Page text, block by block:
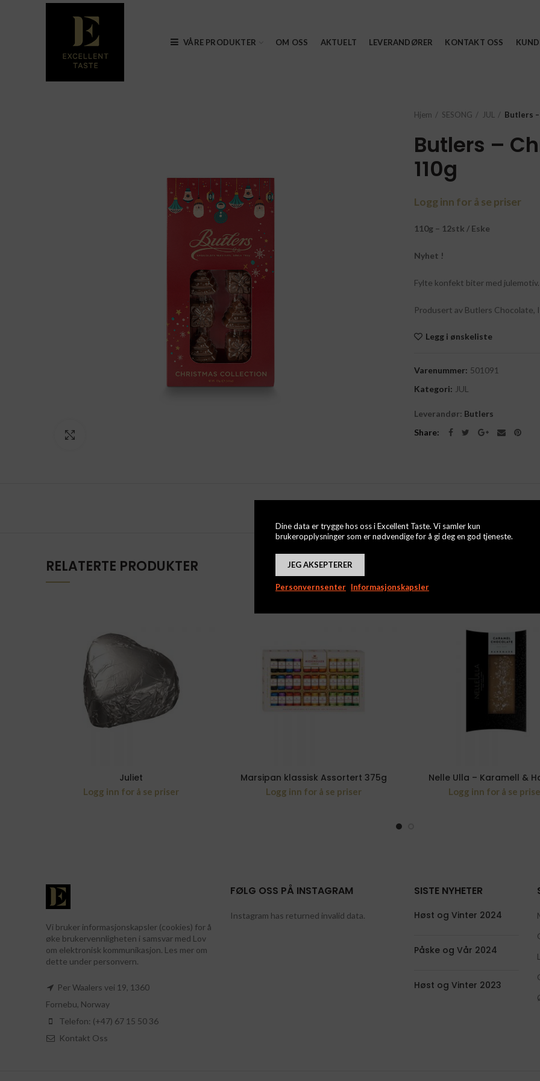
VÅRE PRODUKTER OM OSS AKTUELT LEVERANDØRER KONTAKT OSS
Hjem SESONG JUL Butlers
Butlers –
110g
Logg inn for å se priser
110g – 12stk / Eske
Nyhet !
Fylte konfekt biter med julemotiv.
Produsert av Butlers Chocolate,
Legg i ønskeliste
Varenummer: 501091
Kategori: JUL
Leverandør: Butlers
Share
RELATERTE PRODUKTER
Juliet
Logg inn for å se priser
Marsipan klassisk Assortert 375g
Logg inn for å se priser
Nelle Ulla – Karamell &
Logg inn for å se
Vi bruker informasjonskapsler (cookies) for å
øke brukervennligheten i samsvar med Lov
om elektronisk kommunikasjon. Les mer om
dette under personvern.
Per Waalers vei 19, 1360
Fornebu, Norway
Telefon: (+47) 67 15 50 36
Kontakt Oss
FØLG OSS PÅ INSTAGRAM
Instagram has returned invalid data.
SISTE NYHETER
Høst og Vinter 2024
Påske og Vår 2024
Høst og Vinter 2023
Dine data er trygge hos oss i Excellent Taste. Vi samler kun
brukeropplysninger som er nødvendige for å gi deg en god tjeneste.
JEG AKSEPTERER
Personvernsenter Informasjonskapsler